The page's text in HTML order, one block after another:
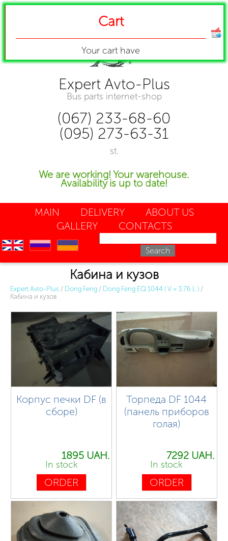
Expert Avto-Plus
Bus parts internet-shop
(067) 233-68-60
(095) 273-63-31
st.
We are working! Your warehouse.
Availability is up to date!
MAIN DELIVERY
ABOUT US
GALLERY
CONTACTS
en ru uk
Кабина и кузов
Expert Avto-Plus / Dong Feng / Dong Feng EQ 1044 ( V = 3.76 L ) /
Кабина и кузов
Корпус печки DF (в
сборе)
1895 UAH.
In stock
ORDER
Торпеда DF 1044
(панель приборов
голая)
7292 UAH.
In stock
ORDER
Cart
Your cart have